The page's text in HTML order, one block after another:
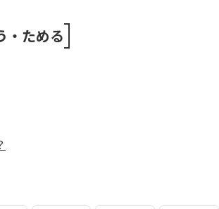
・ためる